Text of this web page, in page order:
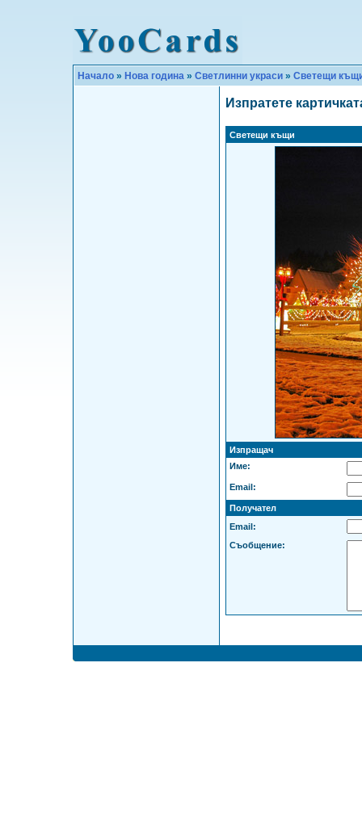
Начало » Нова година » Светлинни украси » Светещи
Изпратете
Светещи къщи
Изпращач
Име:
Email:
Получател
Email:
Съобщение: